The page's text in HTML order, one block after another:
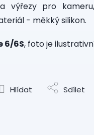
výřezy pro
- měkký silikon.
6/6S, foto je
Hlídat Sdílet